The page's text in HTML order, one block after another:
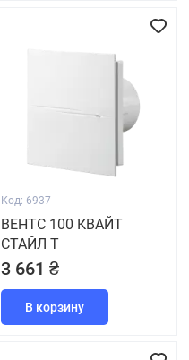
Код: 6937
ВЕНТС 100 КВАЙТ
СТАЙЛ Т
3 661 ₴
В корзину